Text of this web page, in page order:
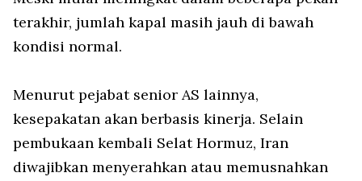
terakhir, jumlah kapal masih jauh di bawah
kondisi normal.
Menurut pejabat senior AS lainnya,
kesepakatan akan berbasis kinerja. Selain
pembukaan kembali Selat Hormuz, Iran
diwajibkan menyerahkan atau memusnahkan